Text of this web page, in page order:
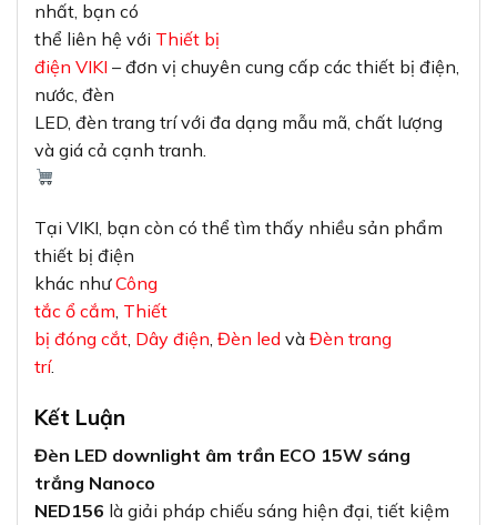
nhất, bạn có
thể liên hệ với Thiết bị
điện VIKI – đơn vị chuyên cung cấp các thiết bị điện,
nước, đèn
LED, đèn trang trí với đa dạng mẫu mã, chất lượng
và giá cả cạnh tranh.
Tại VIKI, bạn còn có thể tìm thấy nhiều sản phẩm
thiết bị điện
khác nhưCông
tắc ổ cắm, Thiết
bị đóng cắt, Dây điện, Đèn led và Đèn trang
trí.
Kết Luận
Đèn LED downlight âm trần ECO 15W sáng
trắng Nanoco
NED156 là giải pháp chiếu sáng hiện đại, tiết kiệm